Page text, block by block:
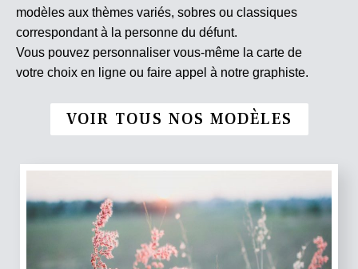
modèles aux thèmes variés, sobres ou classiques
correspondant à la personne du défunt.
Vous pouvez personnaliser vous-même la carte de
votre choix en ligne ou faire appel à notre graphiste.
VOIR TOUS NOS MODÈLES